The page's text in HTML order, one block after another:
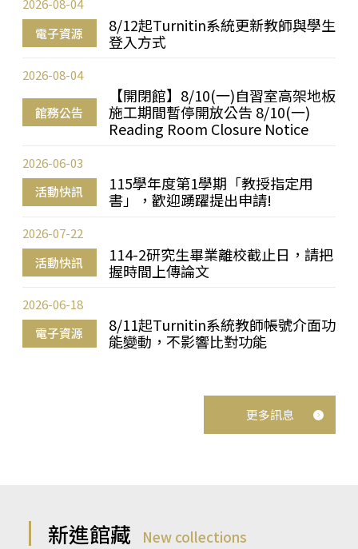
電子資源
8/12起Turnitin系統更新教師與學生
登入方式
2026-08-04
館務公告
【開閉館】8/10(一)自習室高架地板
施工期間暫停開放公告 8/10(一)
Reading Room Closure Notice
2026-08-04
活動快訊
115學年度第1學期「教授指定用
書」，歡迎踴躍提出申請!
2026-06-03
活動快訊
114-2研究生畢業離校截止日，請把
握時間上傳論文
2026-07-22
電子資源
8/11起Turnitin系統教師帳號介面功
能變動，不影響比對功能
2026-06-18
更多訊息
新進館藏 New collections